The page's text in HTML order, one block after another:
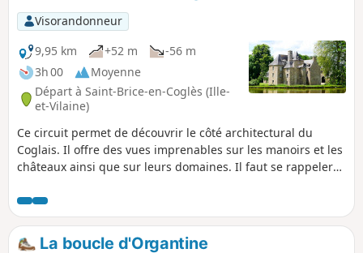
Visorandonneur
9,95 km
+52 m
-56 m
3h 00
Moyenne
Départ à Saint-Brice-en-Coglès (Ille-
et-Vilaine)
Ce circuit permet de découvrir le côté architectural du
Coglais. Il offre des vues imprenables sur les manoirs et les
châteaux ainsi que sur leurs domaines. Il faut se rappeler
importance exceptionnelle dans la baronnie de Fougères.
Plus tard, en 1794, c'est ici qu'à débuté la première
chouannerie, comme la seconde en 1815.
La boucle d'Organtine